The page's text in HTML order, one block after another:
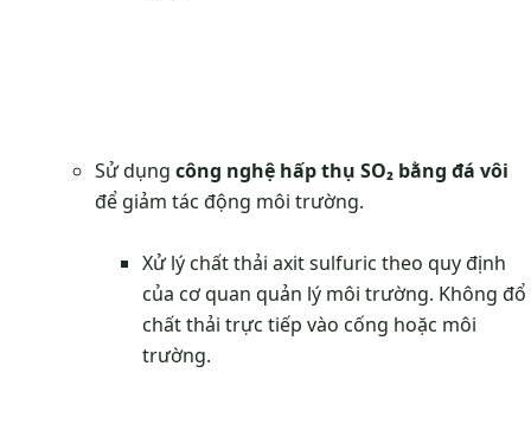
Sử dụng công nghệ hấp thụ SO₂ bằng đá vôi
để giảm tác động môi trường.
Xử lý chất thải axit sulfuric theo quy định
của cơ quan quản lý môi trường. Không đổ
chất thải trực tiếp vào cống hoặc môi
trường.